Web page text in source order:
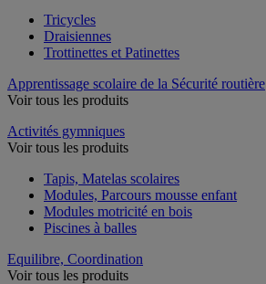
Tricycles
Draisiennes
Trottinettes et Patinettes
Apprentissage scolaire de la Sécurité routière
Voir tous les produits
Activités gymniques
Voir tous les produits
Tapis, Matelas scolaires
Modules, Parcours mousse enfant
Modules motricité en bois
Piscines à balles
Equilibre, Coordination
Voir tous les produits